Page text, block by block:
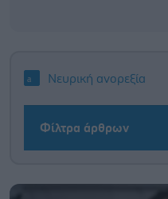
Νευρική ανορεξία
Φίλτρα άρθρων